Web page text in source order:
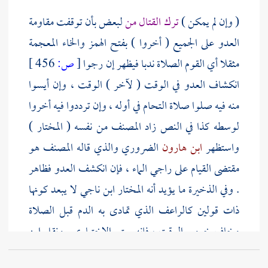
( وإن لم يمكن )ترك القتال منلبعض بأن توقفت مقاومة
العدو على الجميع ( أخروا ) بفتح الهمز والخاء المعجمة
مثقلا أي القوم الصلاة ندبا فيظهر إن رجوا[ص:
انكشاف العدو في الوقت ( لآخر ) الوقت ، وإن أيسوا
منه فيه صلوا صلاة التحام في أوله ، وإن ترددوا فيه أخروا
لوسطه كذا في النص زادالمصنفمن نفسه ( المختار )
واستظهرابن هارون الضروري والذي قاله المصنفهو
مقتضى القيام على راجي الماء ، فإن انكشف العدو فظاهر
. وفي الذخيرة ما يؤيد أنه المختارابن ناجيلا يبعد كونها
ذات قولين كالراعف الذي تمادى به الدم قبل الصلاة
وخاف خروج الوقت ، فإنه يعتبر الاختياري . ونقل ابن
رشدفيه قولا إنه يعتبر الضروري .